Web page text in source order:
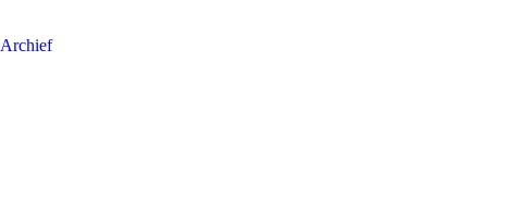
Archief